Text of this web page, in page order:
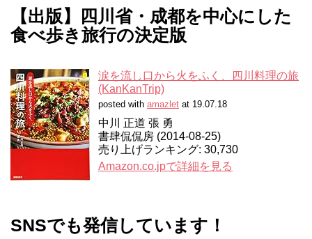
【出版】四川省・成都を中心にした
食べ歩き旅行の決定版
涙を流し口から火をふく、四川料理の旅
(KanKanTrip)
posted with amazlet at 19.07.18
中川 正道 張 勇
書肆侃侃房 (2014-08-25)
売り上げランキング: 30,730
Amazon.co.jpで詳細を見る
SNSでも発信しています！